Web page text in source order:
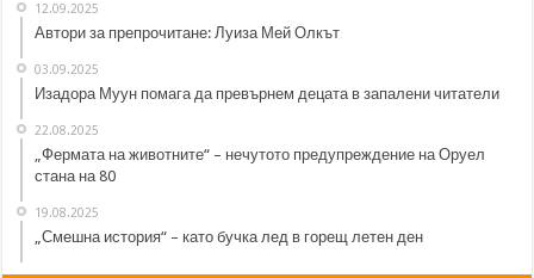
12.09.2025
Автори за препрочитане: Луиза Мей Олкът
03.09.2025
Изадора Муун помага да превърнем децата в запалени читатели
22.08.2025
„Фермата на животните“ – нечутото предупреждение на Оруел
стана на 80
19.08.2025
„Смешна история“ – като бучка лед в горещ летен ден